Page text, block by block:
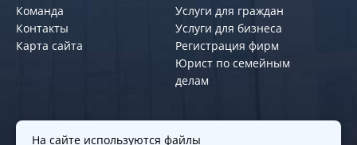
Команда
Контакты
Карта сайта
Услуги для граждан
Услуги для бизнеса
Регистрация фирм
Юрист по семейным
делам
Политики и правила
На сайте используются файлы